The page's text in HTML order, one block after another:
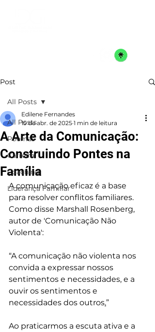
Post
All Posts
Poemas
Carreira
Coaching
Liderança Familiar
All Posts
A Arte da Comunicação:
Construindo Pontes na
Família
Edilene Fernandes
15 de abr. de 2025 1 min de leitura
A comunicação eficaz é a base
para resolver conflitos familiares.
Como disse Marshall Rosenberg,
autor de 'Comunicação Não
Violenta':
“A comunicação não violenta nos
convida a expressar nossos
sentimentos e necessidades, e a
ouvir os sentimentos e
necessidades dos outros.”
Ao praticarmos a escuta ativa e a